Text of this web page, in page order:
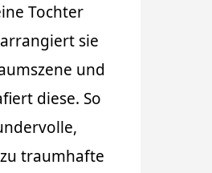
Tochter
sie
und
diese. So
traumhafte